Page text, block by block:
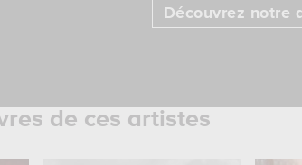
Découvrez notre
de ces artistes